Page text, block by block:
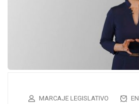
MARCAJE LEGISLATIVO